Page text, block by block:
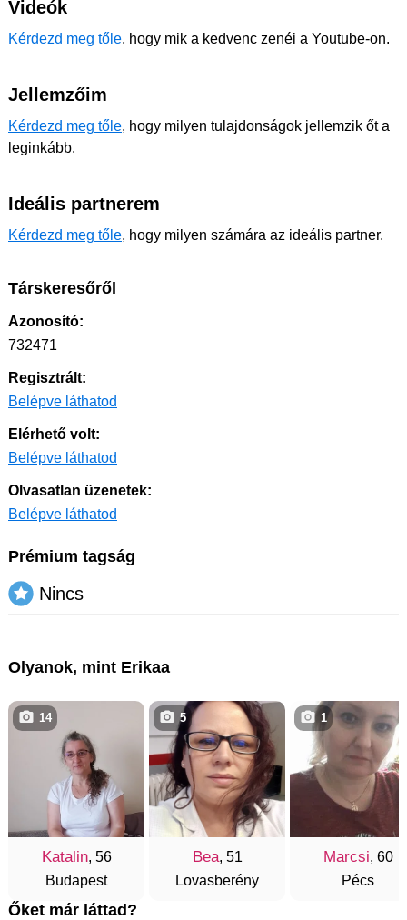
Videók
Kérdezd meg tőle, hogy mik a kedvenc zenéi a Youtube-on.
Jellemzőim
Kérdezd meg tőle, hogy milyen tulajdonságok jellemzik őt a
leginkább.
Ideális partnerem
Kérdezd meg tőle, hogy milyen számára az ideális partner.
Társkeresőről
Azonosító:
732471
Regisztrált:
Belépve láthatod
Elérhető volt:
Belépve láthatod
Olvasatlan üzenetek:
Belépve láthatod
Prémium tagság
Nincs
Olyanok, mint Erikaa
Katalin, 56
Budapest
14
Bea, 51
Lovasberény
5
Marcsi, 60
Pécs
1
Őket már láttad?